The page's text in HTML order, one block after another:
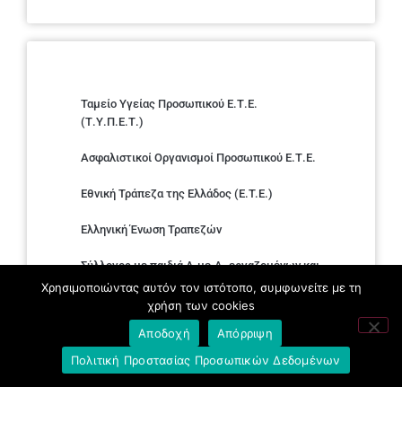
Ταμείο Υγείας Προσωπικού Ε.Τ.Ε.
(Τ.Υ.Π.Ε.Τ.)
Ασφαλιστικοί Οργανισμοί Προσωπικού Ε.Τ.Ε.
Εθνική Τράπεζα της Ελλάδος (E.T.E.)
Ελληνική Ένωση Τραπεζών
Σύλλογος με παιδιά Α.με.Α. εργαζομένων και
συνταξιούχων Ε.Τ.Ε.
Υπουργείο Εργασίας και Κοινωνικών
Υποθέσεων
Χρησιμοποιώντας αυτόν τον ιστότοπο, συμφωνείτε με τη
χρήση των cookies
Αποδοχή
Απόρριψη
Πολιτική Προστασίας Προσωπικών Δεδομένων